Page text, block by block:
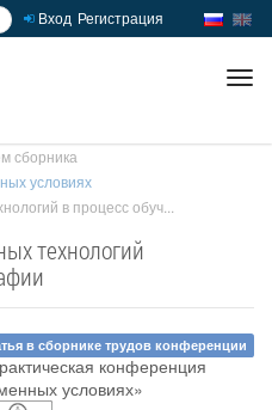
Вход Регистрация
сборника
условиях
в процесс обуч...
технологий
в сборнике трудов конференции